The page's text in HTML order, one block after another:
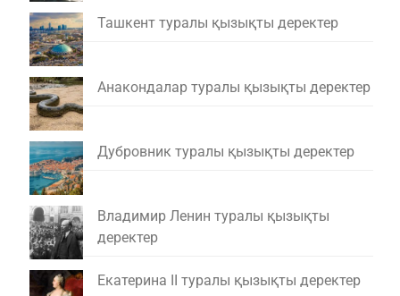
Ташкент туралы қызықты деректер
Анакондалар туралы қызықты деректер
Дубровник туралы қызықты деректер
Владимир Ленин туралы қызықты
деректер
Екатерина II туралы қызықты деректер